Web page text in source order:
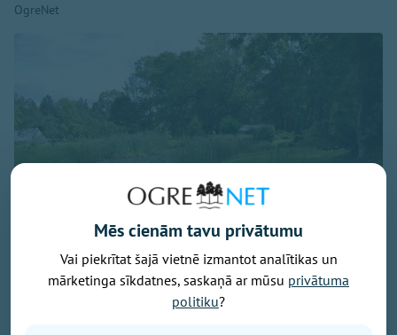
OgreNet
Mēs cienām tavu privātumu
Vai piekrītat šajā vietnē izmantot analītikas un
mārketinga sīkdatnes, saskaņā ar mūsu privātuma
politiku?